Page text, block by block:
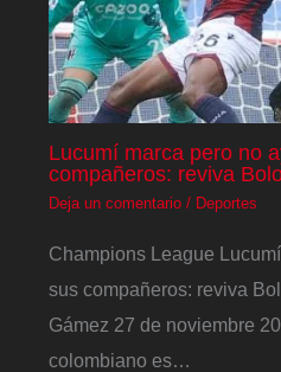
Lucumí marca pero no
compañeros: reviva
Deja un comentario / Deportes
Champions League
sus compañeros: reviva
Gámez 27 de noviembre
colombiano es…